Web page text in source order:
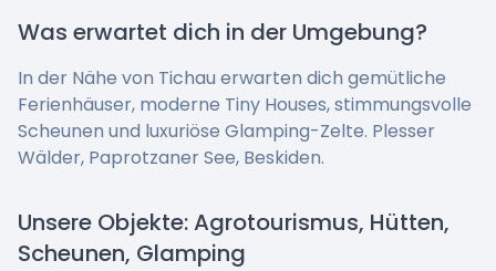
Was erwartet dich in der Umgebung?
In der Nähe von Tichau erwarten dich gemütliche
Ferienhäuser, moderne Tiny Houses, stimmungsvolle
Scheunen und luxuriöse Glamping-Zelte. Plesser
Wälder, Paprotzaner See, Beskiden.
Unsere Objekte: Agrotourismus, Hütten,
Scheunen, Glamping